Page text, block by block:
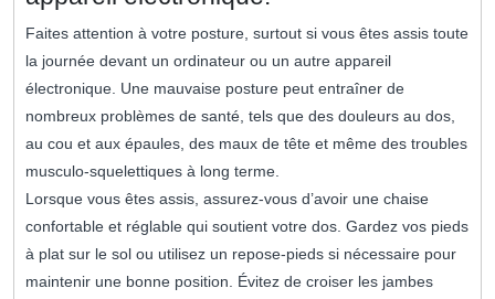
Faites attention à votre posture, surtout si vous êtes assis toute
la journée devant un ordinateur ou un autre appareil
électronique. Une mauvaise posture peut entraîner de
nombreux problèmes de santé, tels que des douleurs au dos,
au cou et aux épaules, des maux de tête et même des troubles
musculo-squelettiques à long terme.
Lorsque vous êtes assis, assurez-vous d’avoir une chaise
confortable et réglable qui soutient votre dos. Gardez vos pieds
à plat sur le sol ou utilisez un repose-pieds si nécessaire pour
maintenir une bonne position. Évitez de croiser les jambes